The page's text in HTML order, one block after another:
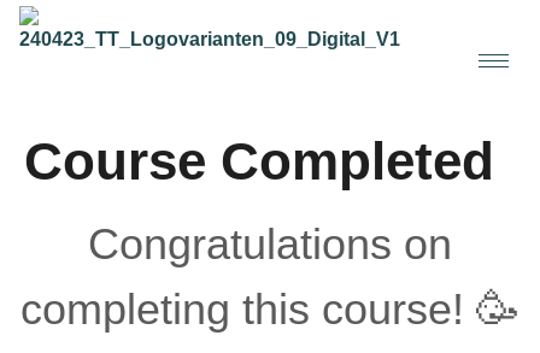
Course Completed
Congratulations on
completing this course! 🥳